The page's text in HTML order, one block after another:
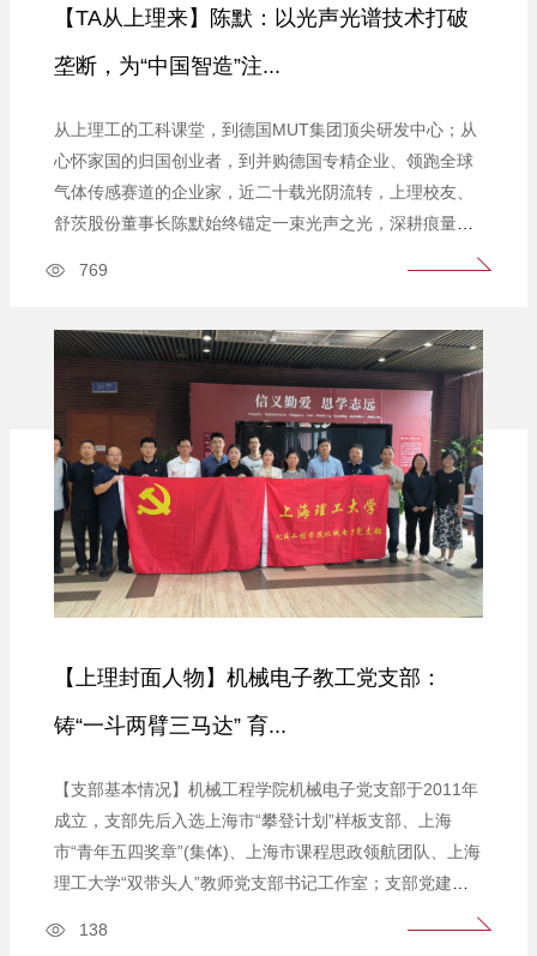
【TA从上理来】陈默：以光声光谱技术打破
垄断，为“中国智造”注...
769
从上理工的工科课堂，到德国MUT集团顶尖研发中心；从
心怀家国的归国创业者，到并购德国专精企业、领跑全球
气体传感赛道的企业家，近二十载光阴流转，上理校友、
舒茨股份董事长陈默始终锚定一束光声之光，深耕痕量气
终与母校双向联结、共生同行。2026年4月，上海理工...
【上理封面人物】机械电子教工党支部：
铸“一斗两臂三马达” 育...
138
【支部基本情况】机械工程学院机械电子党支部于2011年
成立，支部先后入选上海市“攀登计划”样板支部、上海
市“青年五四奖章”(集体)、上海市课程思政领航团队、上海
理工大学“双带头人”教师党支部书记工作室；支部党建工